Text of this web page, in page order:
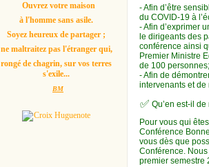
Ouvrez votre maison
à l'homme sans asile.
Soyez heureux de partager ;
ne maltraitez pas l'étranger qui,
rongé de chagrin, sur vos terres
s'exile...
BM
- Afin d’être
du COVID-19 à
- Afin d’exprimer
le dirigeants des
conférence ainsi
Premier Ministre
de 100 personnes;
- Afin de
intervenants et
✅ Qu’en est-il
Pour vous qui
Conférence
vous dès que
Conférence.
premier semestre